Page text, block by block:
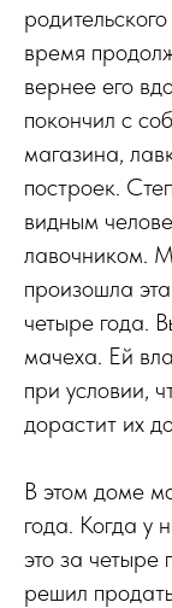
время
вернее его
покончил с
магазина,
построек.
видным
лавочником.
произошла
четыре года.
мачеха. Ей
при условии,
дорастит их
В этом доме
года. Когда у
это за
решил